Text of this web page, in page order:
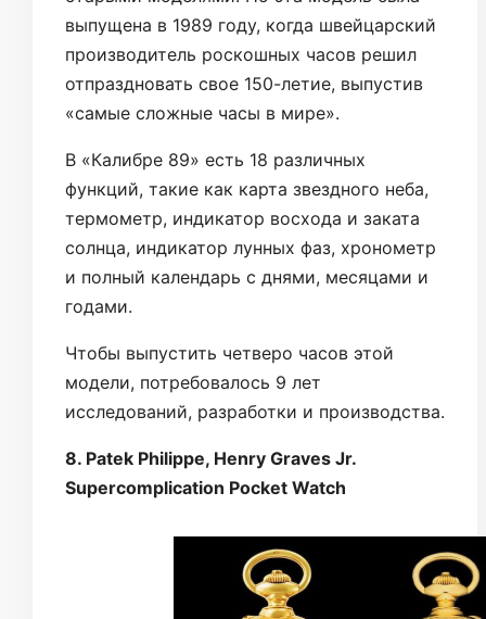
выпущена в 1989 году, когда швейцарский
производитель роскошных часов решил
отпраздновать свое 150-летие, выпустив
«самые сложные часы в мире».
В «Калибре 89» есть 18 различных
функций, такие как карта звездного неба,
термометр, индикатор восхода и заката
солнца, индикатор лунных фаз, хронометр
и полный календарь с днями, месяцами и
годами.
Чтобы выпустить четверо часов этой
модели, потребовалось 9 лет
исследований, разработки и производства.
8. Patek Philippe, Henry Graves Jr.
Supercomplication Pocket Watch